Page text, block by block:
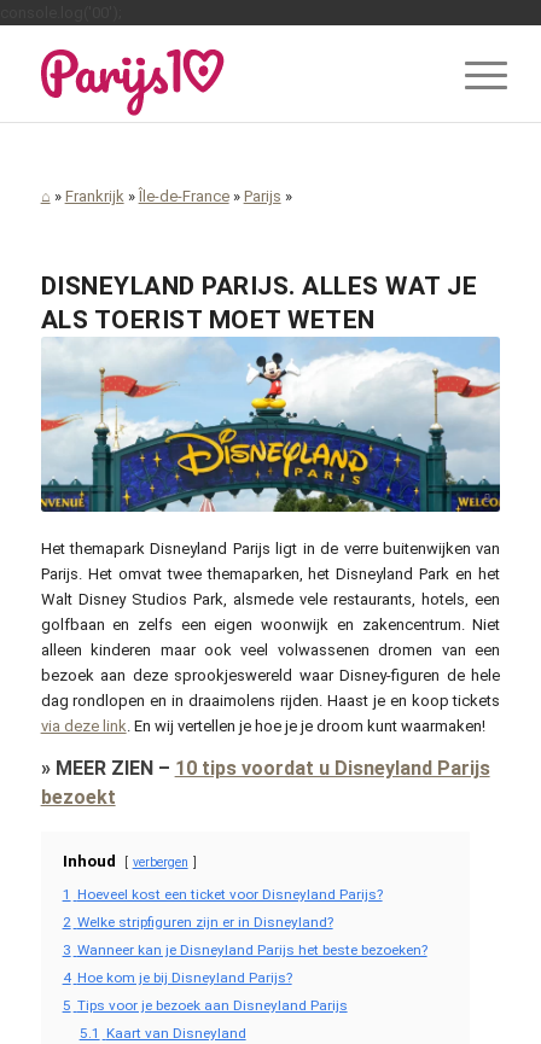
⌂ » Frankrijk» Île-de-France» Parijs »
DISNEYLAND PARIJS. ALLES WAT JE
ALS TOERIST MOET WETEN
Public domain
Het themapark Disneyland Parijs ligt in de verre buitenwijken van
Parijs. Het omvat twee themaparken, het Disneyland Park en het
Walt Disney Studios Park, alsmede vele restaurants, hotels, een
golfbaan en zelfs een eigen woonwijk en zakencentrum. Niet
alleen kinderen maar ook veel volwassenen dromen van een
bezoek aan deze sprookjeswereld waar Disney-figuren de hele
dag rondlopen en in draaimolens rijden. Haast je en koop tickets
via deze link . En wij vertellen je hoe je je droom kunt waarmaken!
» MEER ZIEN – 10 tips voordat u Disneyland Parijs
bezoekt
Inhoud verbergen
1 Hoeveel kost een ticket voor Disneyland Parijs?
2 Welke stripfiguren zijn er in Disneyland?
3 Wanneer kan je Disneyland Parijs het beste bezoeken?
4 Hoe kom je bij Disneyland Parijs?
5 Tips voor je bezoek aan Disneyland Parijs
5.1 Kaart van Disneyland